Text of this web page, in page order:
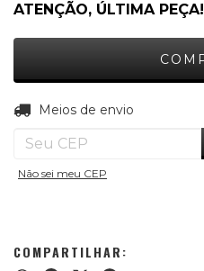
ATENÇÃO, ÚLTIMA PEÇA!
Entregas para o CEP:
Meios de envio
Não sei meu CEP
COMPARTILHAR: